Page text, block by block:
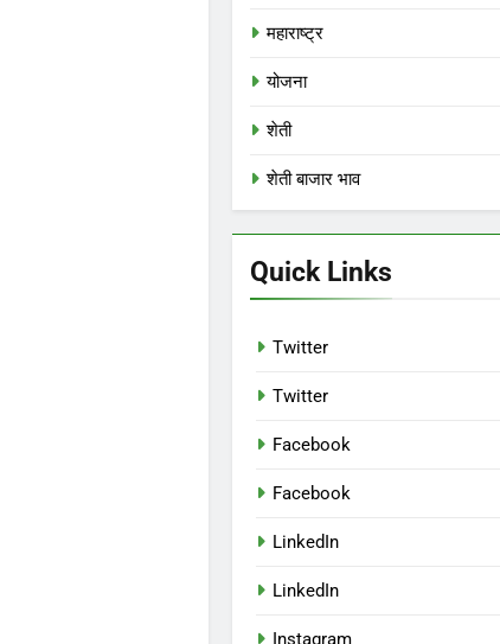
महाराष्ट्र
योजना
शेती
शेती बाजार भाव
Quick Links
Twitter
Twitter
Facebook
Facebook
LinkedIn
LinkedIn
Instagram